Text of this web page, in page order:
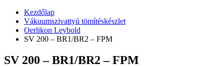
Kezdőlap
Vákuumszivattyú tömítéskészlet
Oerlikon Leybold
SV 200 – BR1/BR2 – FPM
SV 200 – BR1/BR2 – FPM